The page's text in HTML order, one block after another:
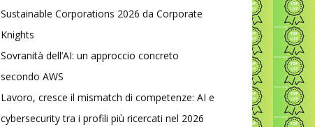
Sustainable Corporations 2026 da Corporate
Knights
Sovranità dell’AI: un approccio concreto
secondo AWS
Lavoro, cresce il mismatch di competenze: AI e
cybersecurity tra i profili più ricercati nel 2026